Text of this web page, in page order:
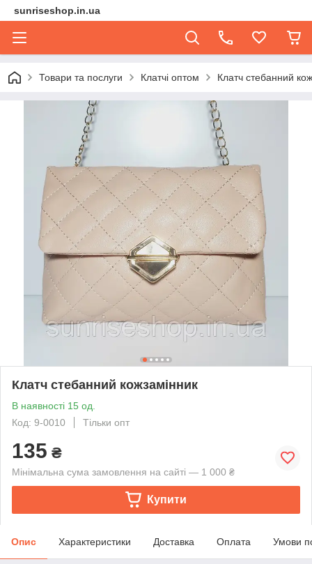
sunriseshop.in.ua
Товари та послуги Клатчі оптом Клатч стебанний
Клатч стебанний кожзамінник
В наявності 15 од.
Код: 9-0010
Тільки опт
135 ₴
Мінімальна сума замовлення на сайті — 1 000 ₴
Купити
Опис Характеристики Доставка Оплата Умови